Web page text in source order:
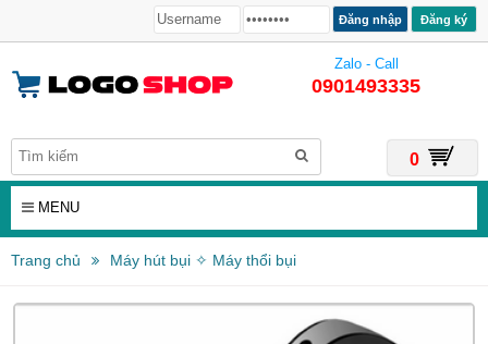
Đăng ký
Zalo - Call
0901493335
0
MENU
Trang chủ Máy hút bụi ✧ Máy thổi bụi